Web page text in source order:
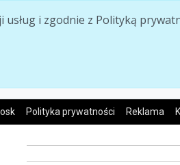
i zgodnie z Polityką
Polityka prywatności Reklama